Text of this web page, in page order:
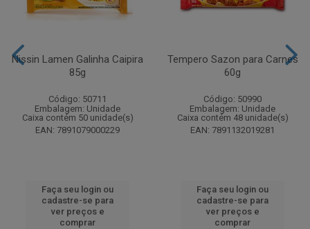
Nissin Lamen Galinha Caipira
85g
Código: 50711
Embalagem: Unidade
Caixa contém 50 unidade(s)
EAN: 7891079000229
Faça seu login ou
cadastre-se para
ver preços e
comprar
Tempero Sazon para Carnes
60g
Código: 50990
Embalagem: Unidade
Caixa contém 48 unidade(s)
EAN: 7891132019281
Faça seu login ou
cadastre-se para
ver preços e
comprar